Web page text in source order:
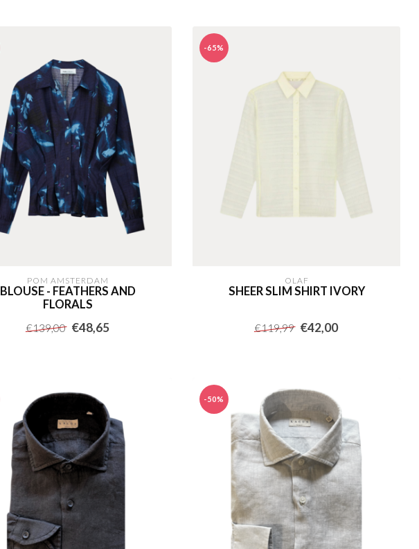
POM AMSTERDAM
BLOUSE - FEATHERS AND
FLORALS
€139,00 €48,65
-65%
OLAF
SHEER SLIM SHIRT IVORY
€119,99 €42,00
-50%